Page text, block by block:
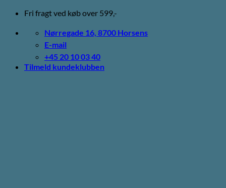
Fortsæt
indhold
Fri fragt ved køb over 599,-
Nørregade 16, 8700 Horsens
E-mail
+45 20 10 03 40
Tilmeld kundeklubben